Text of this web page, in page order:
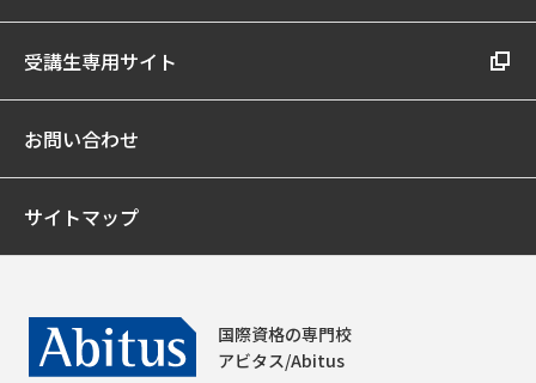
受講生専用サイト
お問い合わせ
サイトマップ
国際資格の専門校
アビタス/Abitus